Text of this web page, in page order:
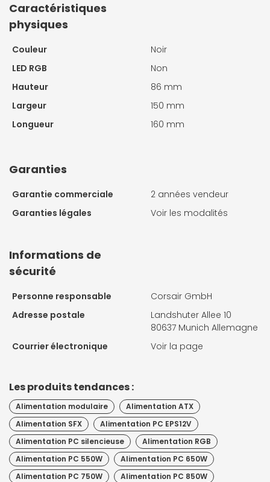
Caractéristiques
physiques
Couleur
Noir
LED RGB
Non
Hauteur
86 mm
Largeur
150 mm
Longueur
160 mm
Garanties
Garantie commerciale
2 années vendeur
Garanties légales
Voir les modalités
Informations de
sécurité
Personne responsable
Corsair GmbH
Adresse postale
Landshuter Allee 10
80637 Munich Allemagne
Courrier électronique
Voir la page
Les produits tendances :
Alimentation modulaire
Alimentation ATX
Alimentation SFX
Alimentation PC EPS12V
Alimentation PC silencieuse
Alimentation RGB
Alimentation PC 550W
Alimentation PC 650W
Alimentation PC 750W
Alimentation PC 850W